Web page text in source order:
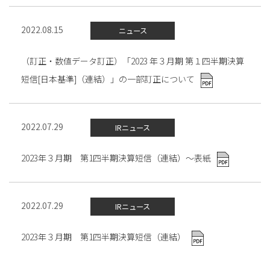
2022.08.15 ニュース
（訂正・数値データ訂正）「2023 年３月期 第１四半期決算
短信[日本基準]（連結）」の一部訂正について
2022.07.29 IRニュース
2023年３月期 第1四半期決算短信（連結）～表紙
2022.07.29 IRニュース
2023年３月期 第1四半期決算短信（連結）